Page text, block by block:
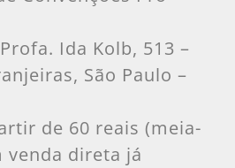
Ida Kolb, 513 –
São Paulo –
de 60 reais (meia-
venda direta já